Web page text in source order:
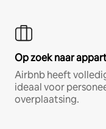
Op zoek naar
Airbnb heeft
ideaal voor
overplaatsing.